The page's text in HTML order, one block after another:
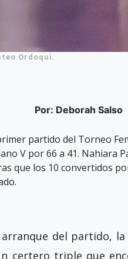
Ordoqui.
Por: Deborah Salso
partido del Torneo
V por 66 a 41. Nahiara
que los 10 convertidos
arranque del partido,
certero triple que